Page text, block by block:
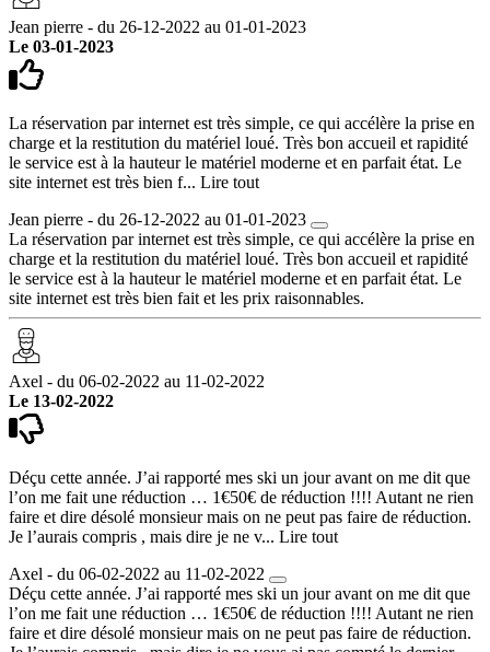
Jean pierre - du 26-12-2022 au 01-01-2023
Le 03-01-2023
La réservation par internet est très simple, ce qui accélère la prise en
charge et la restitution du matériel loué. Très bon accueil et rapidité
le service est à la hauteur le matériel moderne et en parfait état. Le
site internet est très bien f... Lire tout
Jean pierre - du 26-12-2022 au 01-01-2023
La réservation par internet est très simple, ce qui accélère la prise en
charge et la restitution du matériel loué. Très bon accueil et rapidité
le service est à la hauteur le matériel moderne et en parfait état. Le
site internet est très bien fait et les prix raisonnables.
Axel - du 06-02-2022 au 11-02-2022
Le 13-02-2022
Déçu cette année. J’ai rapporté mes ski un jour avant on me dit que
l’on me fait une réduction … 1€50€ de réduction !!!! Autant ne rien
faire et dire désolé monsieur mais on ne peut pas faire de réduction.
Je l’aurais compris , mais dire je ne v... Lire tout
Axel - du 06-02-2022 au 11-02-2022
Déçu cette année. J’ai rapporté mes ski un jour avant on me dit que
l’on me fait une réduction … 1€50€ de réduction !!!! Autant ne rien
faire et dire désolé monsieur mais on ne peut pas faire de réduction.